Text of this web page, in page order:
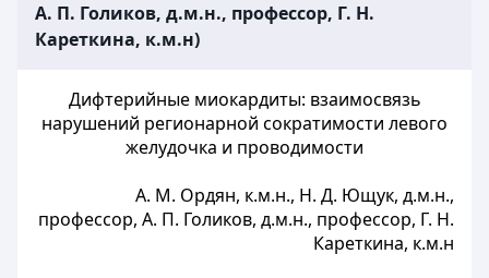
А. П. Голиков, д.м.н., профессор, Г. Н.
Кареткина, к.м.н)
Дифтерийные миокардиты: взаимосвязь
нарушений регионарной сократимости левого
желудочка и проводимости
А. М. Ордян, к.м.н., Н. Д. Ющук, д.м.н.,
профессор, А. П. Голиков, д.м.н., профессор, Г. Н.
Кареткина, к.м.н